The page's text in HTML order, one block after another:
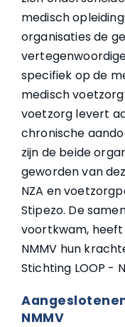
medisch
organisaties de
specifiek op de
medisch
voetzorg levert
chronische
zijn de beide
geworden van
NZA en
Stipezo. De
voortkwam, heeft
NMMV hun
Stichting LOOP -
NMMV